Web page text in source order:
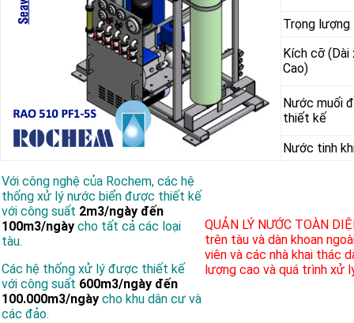
Trọng lượng
Kích cỡ (Dài
Cao)
Nước
thiết kế
Nước tinh
Với công nghệ của Rochem, các hệ
thống xử lý nước biển được thiết kế
với công suất 2m3/ngày đến
100m3/ngày cho tất cả các loại
tàu.
Các hệ thống xử lý được thiết kế
với công suất 600m3/ngày đến
100.000m3/ngày cho khu dân cư và
các đảo.
QUẢN LÝ NƯỚC TOÀN
trên tàu và dàn khoan
viên và các nhà khai thác
lượng cao và quá trình xử